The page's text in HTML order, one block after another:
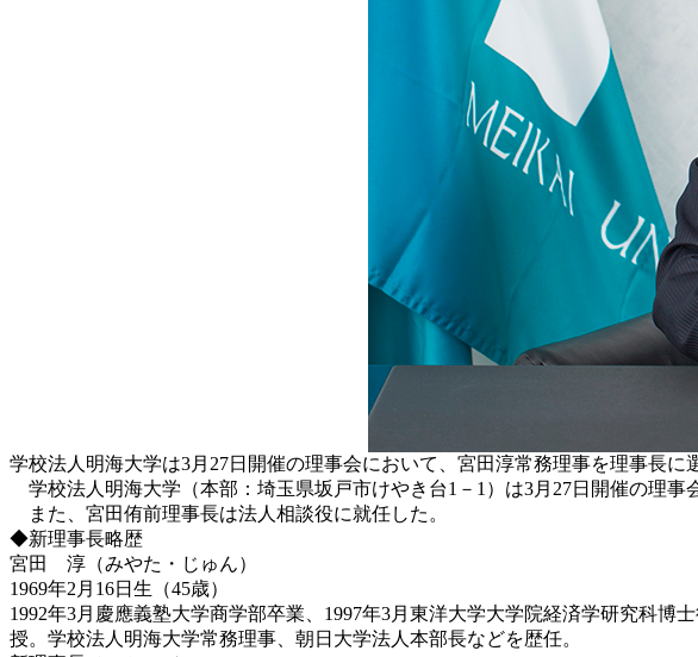
学校法人明海大学は3月27日開催の理事会において、宮田淳常務理事を理事長に
学校法人明海大学（本部：埼玉県坂戸市けやき台1－1）は3月27日開催の理事
また、宮田侑前理事長は法人相談役に就任した。
◆新理事長略歴
宮田 淳（みやた・じゅん）
1969年2月16日生（45歳）
1992年3月慶應義塾大学商学部卒業、1997年3月東洋大学大学院経済学研究科
授。学校法人明海大学常務理事、朝日大学法人本部長などを歴任。